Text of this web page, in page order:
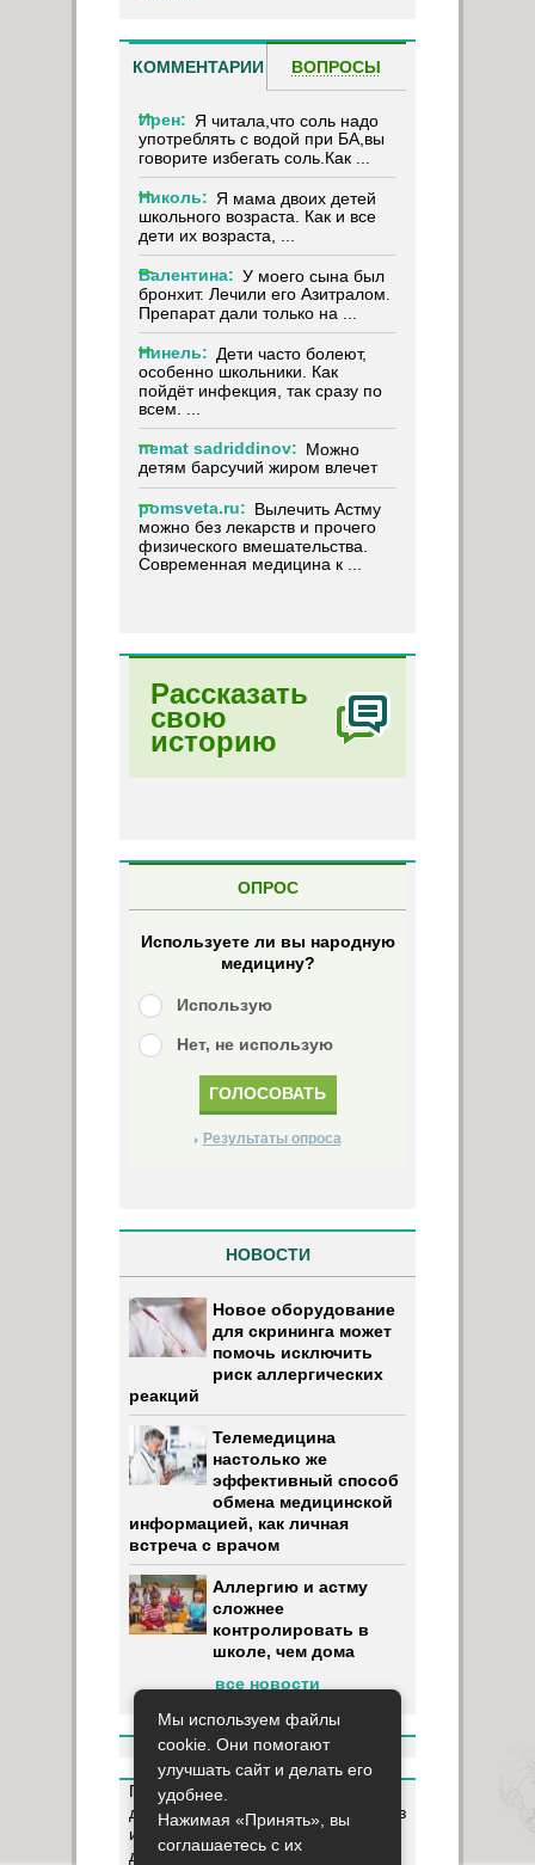
КОММЕНТАРИИ ВОПРОСЫ
Ирен: Я читала,что соль надо
употреблять с водой при БА,вы
говорите избегать соль.Как ...
Николь: Я мама двоих детей
школьного возраста. Как и все
дети их возраста, ...
Валентина: У моего сына был
бронхит. Лечили его Азитралом.
Препарат дали только на ...
Нинель: Дети часто болеют,
особенно школьники. Как
пойдёт инфекция, так сразу по
всем. ...
nemat sadriddinov: Можно
детям барсучий жиром влечет
pomsveta.ru: Вылечить Астму
можно без лекарств и прочего
физического вмешательства.
Современная медицина к ...
Рассказать
свою
историю
ОПРОС
Используете ли вы народную
медицину?
Использую
Нет, не использую
Результаты опроса
НОВОСТИ
Новое оборудование
для скрининга может
помочь исключить
риск аллергических
реакций
Телемедицина
настолько же
эффективный способ
обмена медицинской
информацией, как личная
встреча с врачом
Аллергию и астму
сложнее
контролировать в
школе, чем дома
все новости
Пользуясь данным ресурсом вы
даёте разрешение на сбор, анализ
и хранение своих персональных
данных согласно Правилам
Мы используем файлы
cookie. Они помогают
улучшать сайт и делать его
удобнее.
Нажимая «Принять», вы
соглашаетесь с их